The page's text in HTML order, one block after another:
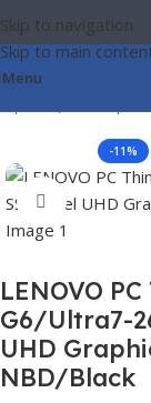
Skip to navigation
Skip to main
Menu
-11%
Click to
LENOVO
G6/Ultra7-
UHD
NBD/Black